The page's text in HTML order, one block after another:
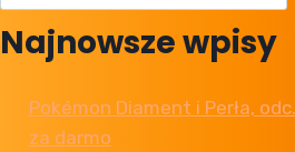
Najnowsze wpisy
Pokémon Diament i Perła,
za darmo